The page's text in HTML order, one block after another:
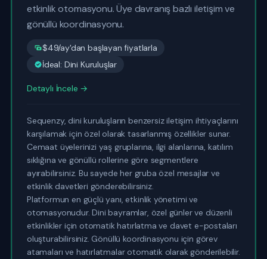
etkinlik otomasyonu. Üye davranış bazlı iletişim ve
gönüllü koordinasyonu.
$49/ay'dan başlayan fiyatlarla
İdeal: Dini Kuruluşlar
Detaylı İncele →
Sequenzy, dini kuruluşların benzersiz iletişim ihtiyaçlarını
karşılamak için özel olarak tasarlanmış özellikler sunar.
Cemaat üyelerinizi yaş gruplarına, ilgi alanlarına, katılım
sıklığına ve gönüllü rollerine göre segmentlere
ayırabilirsiniz. Bu sayede her gruba özel mesajlar ve
etkinlik davetleri gönderebilirsiniz.
Platformun en güçlü yanı, etkinlik yönetimi ve
otomasyonudur. Dini bayramlar, özel günler ve düzenli
etkinlikler için otomatik hatırlatma ve davet e-postaları
oluşturabilirsiniz. Gönüllü koordinasyonu için görev
atamaları ve hatırlatmalar otomatik olarak gönderilebilir.